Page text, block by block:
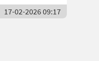
17-02-2026 09:17